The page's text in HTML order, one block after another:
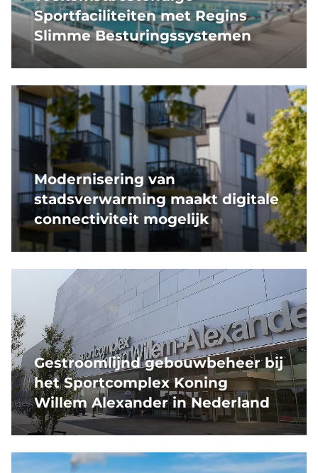
Sportfaciliteiten met Regins
Slimme Besturingssystemen
Modernisering van
stadsverwarming maakt digitale
connectiviteit mogelijk
Gestroomlijnd gebouwbeheer bij
het Sportcomplex Koning
Willem Alexander in Nederland